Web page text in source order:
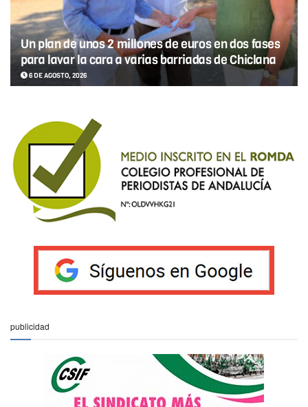
Un plan de unos 2 millones de euros en dos fases
para lavar la cara a varias barriadas de Chiclana
6 DE AGOSTO, 2026
publicidad